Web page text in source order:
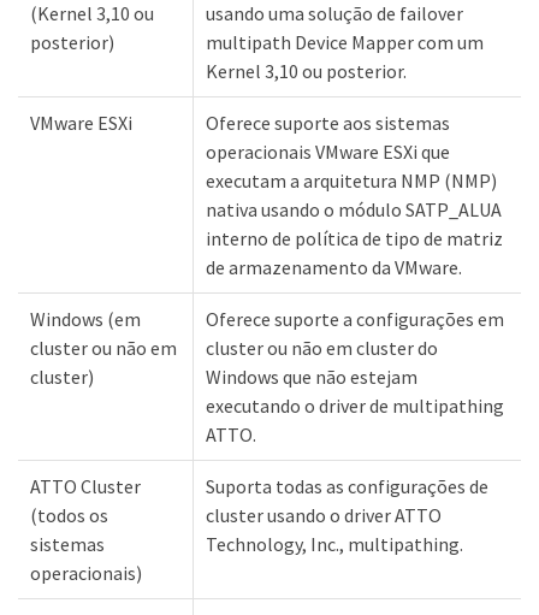
(Kernel 3,10 ou
posterior)
usando uma solução de failover
multipath Device Mapper com um
Kernel 3,10 ou posterior.
VMware ESXi
Oferece suporte aos sistemas
operacionais VMware ESXi que
executam a arquitetura NMP (NMP)
nativa usando o módulo SATP_ALUA
interno de política de tipo de matriz
de armazenamento da VMware.
Windows (em
cluster ou não em
cluster)
Oferece suporte a configurações em
cluster ou não em cluster do
Windows que não estejam
executando o driver de multipathing
ATTO.
ATTO Cluster
(todos os
sistemas
operacionais)
Suporta todas as configurações de
cluster usando o driver ATTO
Technology, Inc., multipathing.